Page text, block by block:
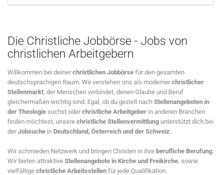
Die Christliche Jobbörse - Jobs von
christlichen Arbeitgebern
Willkommen bei deinerchristlichen Jobbörse für den gesamten
deutschsprachigen Raum. Wir verstehen uns als modernerchristlicher
Stellenmarkt , der Menschen verbindet, denen Glaube und Beruf
gleichermaßen wichtig sind. Egal, ob du gezielt nach Stellenangeboten in
der Theologie suchst oderchristliche Arbeitgeber in anderen Branchen
finden möchtest, unsere christliche Stellenvermittlung unterstützt dich bei
derJobsuche in Deutschland, Österreich und der Schweiz.
Wir schmieden Netzwerk und bringen Christen in ihre berufliche Berufung.
Wir bieten attraktive Stellenangebote in Kirche und Freikirche , sowie
vielfältige christliche Arbeitsstellen für jede Qualifikation.